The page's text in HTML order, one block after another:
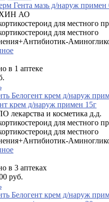
Гента мазь д/наруж примен
АО
для местного
для местного
в 1 аптеке
крем д/наруж примен 15г
лекарства и косметика д.д.
для местного
для местного
в 3 аптеках
руб.